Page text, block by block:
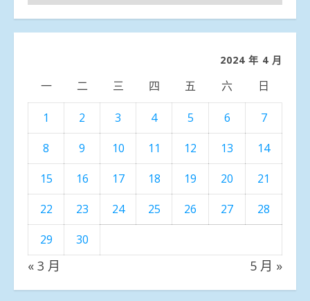
聞
分
2024 年 4 月
一 二 三 四 五 六 日
1 2 3 4 5 6
7
8
9 10 11 12 13
14
15
16 17 18 19 20
21
22
23 24 25 26 27
28
29
30
« 3 月 5 月 »